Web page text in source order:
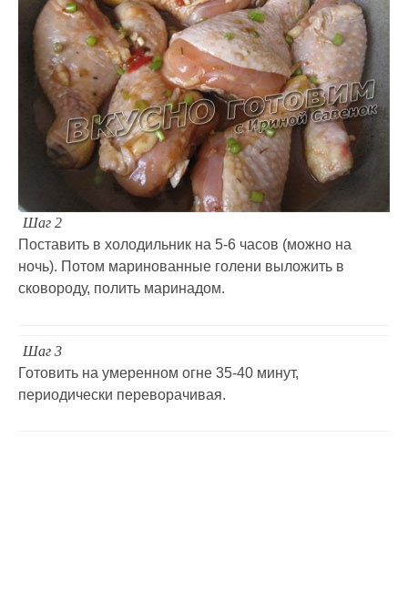
Шаг 2
Поставить в холодильник на 5-6 часов (можно на
ночь). Потом маринованные голени выложить в
сковороду, полить маринадом.
Шаг 3
Готовить на умеренном огне 35-40 минут,
периодически переворачивая.